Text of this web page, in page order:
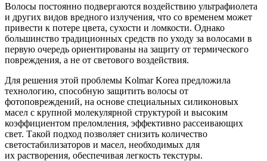
Волосы постоянно подвергаются воздействию ультрафиолета
и других видов вредного излучения, что со временем может
привести к потере цвета, сухости и ломкости. Однако
большинство традиционных средств по уходу за волосами в
первую очередь ориентированы на защиту от термического
повреждения, а не от светового воздействия.
Для решения этой проблемы Kolmar Korea предложила
технологию, способную защитить волосы от
фотоповреждений, на основе специальных силиконовых
масел с крупной молекулярной структурой и высоким
коэффициентом преломления, эффективно рассеивающих
свет. Такой подход позволяет снизить количество
светостабилизаторов и масел, необходимых для
их растворения, обеспечивая легкость текстуры.